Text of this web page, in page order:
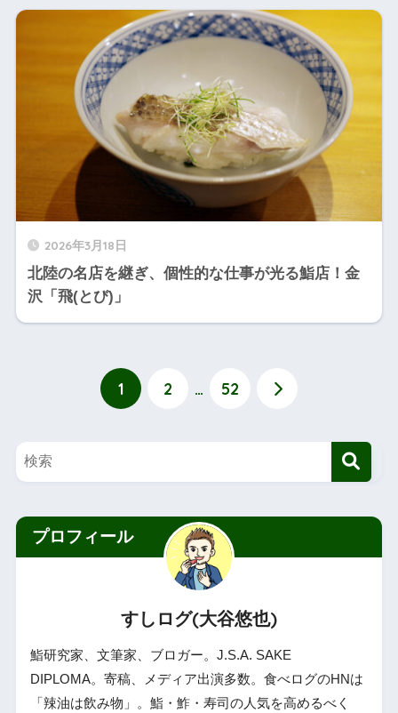
2026年3月18日
北陸の名店を継ぎ、個性的な仕事が光る鮨店！金
沢「飛(とび)」
1 2 … 52
プロフィール
すしログ(大谷悠也)
鮨研究家、文筆家、ブロガー。J.S.A. SAKE
DIPLOMA。寄稿、メディア出演多数。食べログのHNは
「辣油は飲み物」。鮨・鮓・寿司の人気を高めるべく